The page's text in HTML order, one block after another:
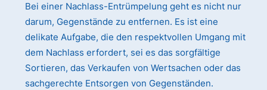
Bei einer Nachlass-Entrümpelung geht es nicht nur
darum, Gegenstände zu entfernen. Es ist eine
delikate Aufgabe, die den respektvollen Umgang mit
dem Nachlass erfordert, sei es das sorgfältige
Sortieren, das Verkaufen von Wertsachen oder das
sachgerechte Entsorgen von Gegenständen.